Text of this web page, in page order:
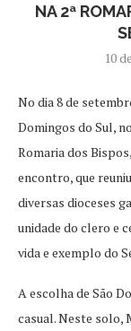
NA 2ª
10
No dia 8 de
Domingos do Sul,
Romaria dos
encontro, que
diversas dioceses
unidade do clero e
vida e exemplo do
A escolha de São
casual. Neste solo,